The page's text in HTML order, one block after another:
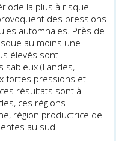
la plus à risque
des pressions
automnales. Près de
au moins une
élevés sont
sableux (Landes,
fortes pressions et
résultats sont à
ces régions
région productrice de
au sud.